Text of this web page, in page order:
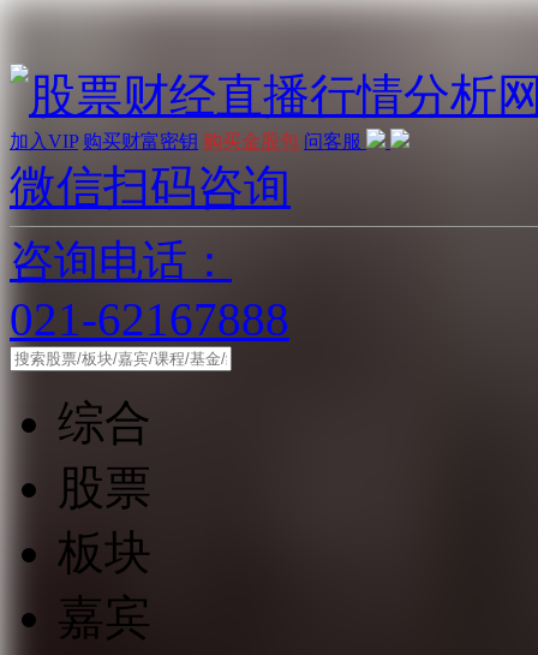
加入VIP 购买财富密钥 购买金股包 问客服
微信扫码咨询
咨询电话：
021-62167888
综合
股票
板块
嘉宾